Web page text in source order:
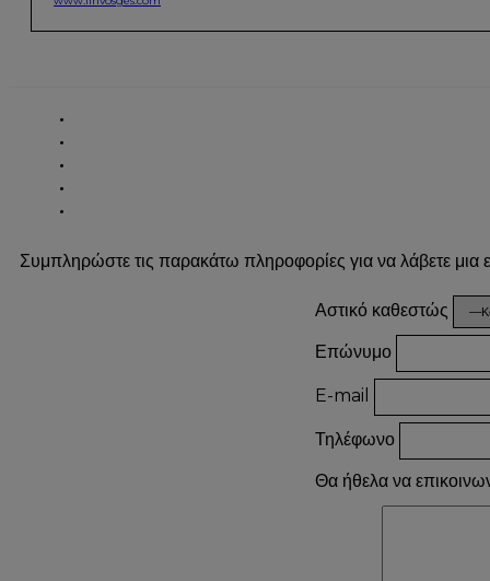
Συμπληρώστε τις παρακάτω πληροφορίες για να λάβετε μια
Αστικό καθεστώς
Επώνυμο
E-mail
Τηλέφωνο
Θα ήθελα να